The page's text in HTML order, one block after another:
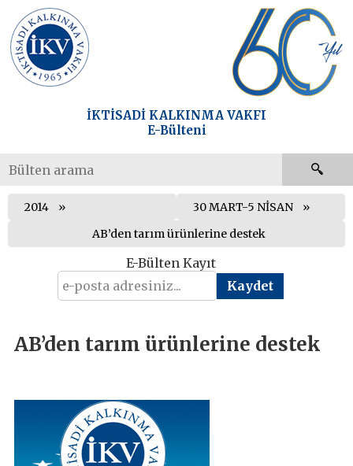
İKTİSADİ KALKINMA VAKFI
E-Bülteni
2014
30 MART-5 NİSAN
AB’den tarım ürünlerine destek
E-Bülten Kayıt
AB’den tarım ürünlerine destek